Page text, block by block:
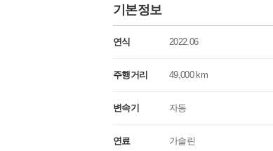
기본정보
연식 2022.06
주행거리 49,000 km
변속기 자동
연료 가솔린